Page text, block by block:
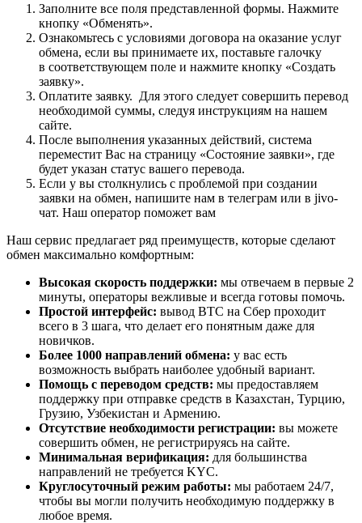
Заполните все поля представленной формы. Нажмите
кнопку «Обменять».
Ознакомьтесь с условиями договора на оказание услуг
обмена, если вы принимаете их, поставьте галочку
в соответствующем поле и нажмите кнопку «Создать
заявку».
Оплатите заявку. Для этого следует совершить перевод
необходимой суммы, следуя инструкциям на нашем
сайте.
После выполнения указанных действий, система
переместит Вас на страницу «Состояние заявки», где
будет указан статус вашего перевода.
Если у вы столкнулись с проблемой при создании
заявки на обмен, напишите нам в телеграм или в jivo-
чат. Наш оператор поможет вам
Наш сервис предлагает ряд преимуществ, которые сделают
обмен максимально комфортным:
Высокая скорость поддержки: мы отвечаем в первые 2
минуты, операторы вежливые и всегда готовы помочь.
Простой интерфейс: вывод BTC на Сбер проходит
всего в 3 шага, что делает его понятным даже для
новичков.
Более 1000 направлений обмена: у вас есть
возможность выбрать наиболее удобный вариант.
Помощь с переводом средств: мы предоставляем
поддержку при отправке средств в Казахстан, Турцию,
Грузию, Узбекистан и Армению.
Отсутствие необходимости регистрации: вы можете
совершить обмен, не регистрируясь на сайте.
Минимальная верификация: для большинства
направлений не требуется KYC.
Круглосуточный режим работы: мы работаем 24/7,
чтобы вы могли получить необходимую поддержку в
любое время.